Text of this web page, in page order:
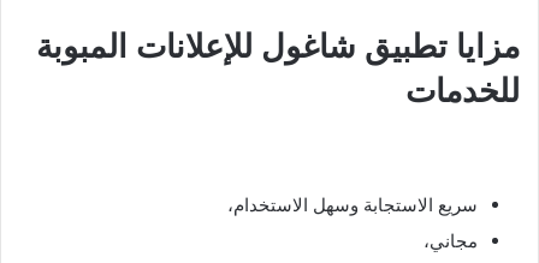
مزايا تطبيق شاغول للإعلانات المبوبة
للخدمات
سريع الاستجابة وسهل الاستخدام،
مجاني،